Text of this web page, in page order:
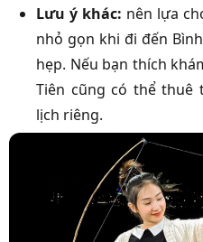
Lưu ý khác: nên lựa
nhỏ gọn khi đi đến
hẹp. Nếu bạn thích
Tiên cũng có thể
lịch riêng.